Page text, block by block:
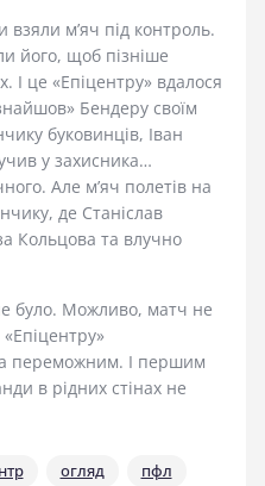
взяли м’яч під контроль.
його, щоб пізніше
І це «Епіцентру» вдалося
Бендеру своїм
буковинців, Іван
у захисника…
Але м’яч полетів на
де Станіслав
Кольцова та влучно
було. Можливо, матч не
переможним. І першим
в рідних стінах не
огляд пфл